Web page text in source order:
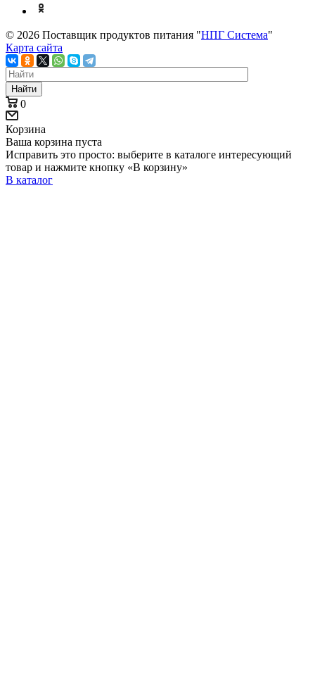
© 2026 Поставщик продуктов питания "НПГ Система"
Карта сайта
Найти
0
Корзина
Ваша корзина пуста
Исправить это просто: выберите в каталоге интересующий
товар и нажмите кнопку «В корзину»
В каталог